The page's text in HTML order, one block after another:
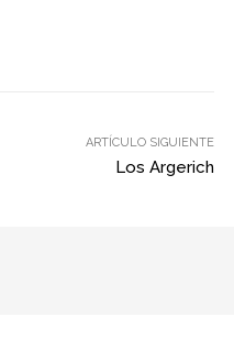
ARTÍCULO SIGUIENTE
Los Argerich